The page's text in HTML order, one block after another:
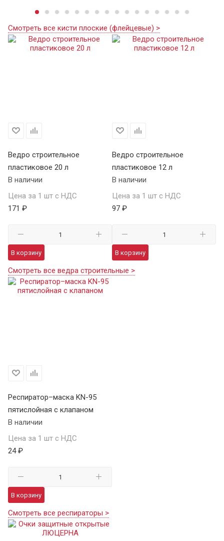
Смотреть все кисти плоские (флейцевые) >
Ведро строительное
пластиковое 20 л
В наличии
Цена за 1 шт с НДС
171 ₽
В корзину
Ведро строительное
пластиковое 12 л
В наличии
Цена за 1 шт с НДС
97 ₽
В корзину
Смотреть все ведра строительные >
Респиратор–маска KN-95
пятислойная с клапаном
В наличии
Цена за 1 шт с НДС
24 ₽
В корзину
Смотреть все респираторы >